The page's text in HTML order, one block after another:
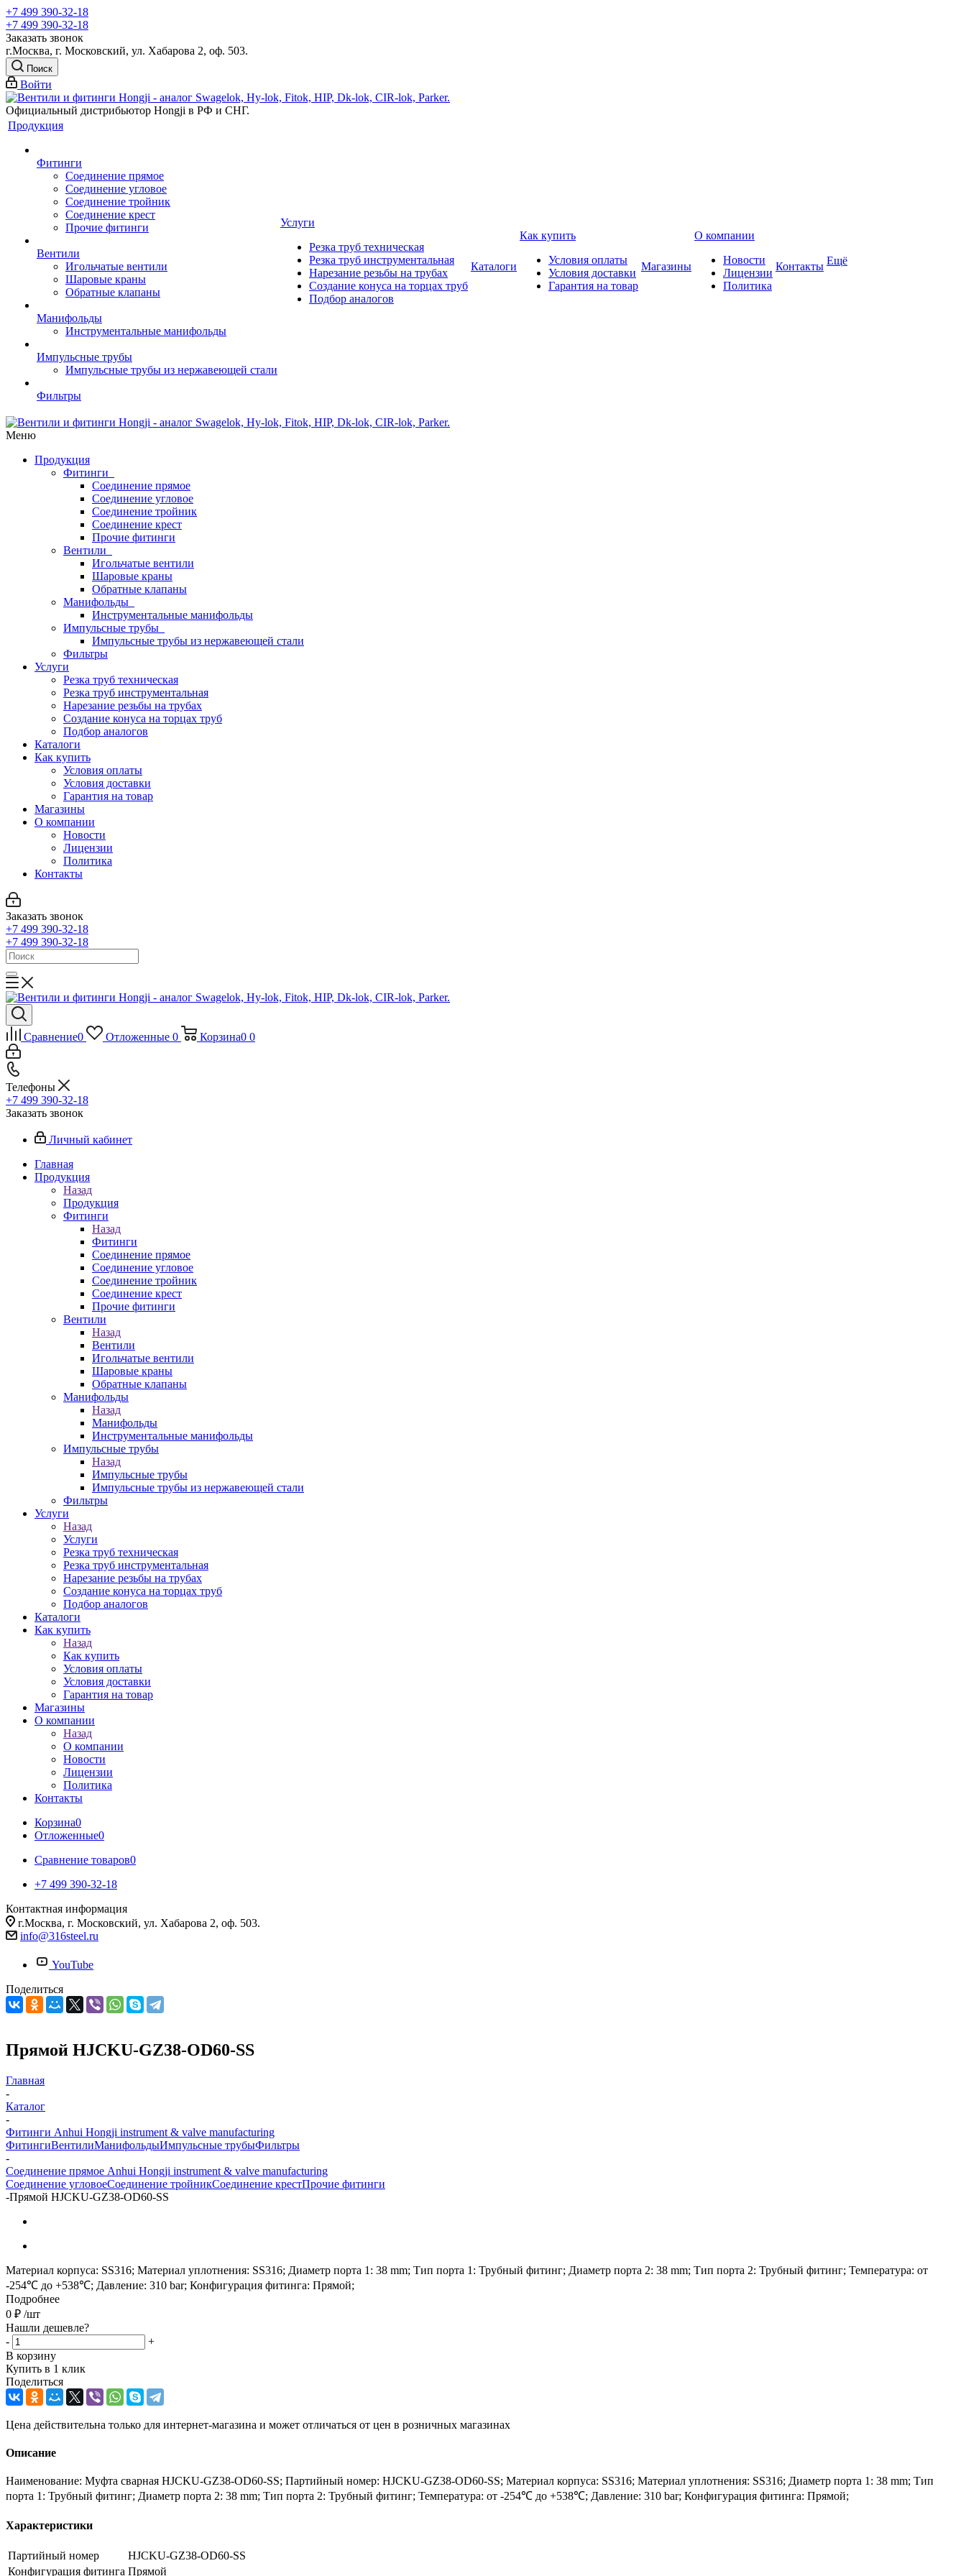
+7 499 390-32-18
+7 499 390-32-18
Заказать звонок
г.Москва, г. Московский, ул. Хабарова 2, оф. 503.
Поиск
Войти
Официальный дистрибьютор Hongji в РФ и СНГ.
Продукция
Фитинги
Соединение прямое
Соединение угловое
Соединение тройник
Соединение крест
Прочие фитинги
Вентили
Игольчатые вентили
Шаровые краны
Обратные клапаны
Манифольды
Инструментальные манифольды
Импульсные трубы
Импульсные трубы из нержавеющей стали
Фильтры
Услуги
Резка труб техническая
Резка труб инструментальная
Нарезание резьбы на трубах
Создание конуса на торцах труб
Подбор аналогов
Каталоги
Как купить
Условия оплаты
Условия доставки
Гарантия на товар
Магазины
О компании
Новости
Лицензии
Политика
Контакты Ещё
Меню
Продукция
Фитинги
Соединение прямое
Соединение угловое
Соединение тройник
Соединение крест
Прочие фитинги
Вентили
Игольчатые вентили
Шаровые краны
Обратные клапаны
Манифольды
Инструментальные манифольды
Импульсные трубы
Импульсные трубы из нержавеющей стали
Фильтры
Услуги
Резка труб техническая
Резка труб инструментальная
Нарезание резьбы на трубах
Создание конуса на торцах труб
Подбор аналогов
Каталоги
Как купить
Условия оплаты
Условия доставки
Гарантия на товар
Магазины
О компании
Новости
Лицензии
Политика
Контакты
Заказать звонок
+7 499 390-32-18
+7 499 390-32-18
Сравнение0 Отложенные 0 Корзина0 0
Телефоны
+7 499 390-32-18
Заказать звонок
Личный кабинет
Главная
Продукция
Назад
Продукция
Фитинги
Назад
Фитинги
Соединение прямое
Соединение угловое
Соединение тройник
Соединение крест
Прочие фитинги
Вентили
Назад
Вентили
Игольчатые вентили
Шаровые краны
Обратные клапаны
Манифольды
Назад
Манифольды
Инструментальные манифольды
Импульсные трубы
Назад
Импульсные трубы
Импульсные трубы из нержавеющей стали
Фильтры
Услуги
Назад
Услуги
Резка труб техническая
Резка труб инструментальная
Нарезание резьбы на трубах
Создание конуса на торцах труб
Подбор аналогов
Каталоги
Как купить
Назад
Как купить
Условия оплаты
Условия доставки
Гарантия на товар
Магазины
О компании
Назад
О компании
Новости
Лицензии
Политика
Контакты
Корзина0
Отложенные0
Сравнение товаров0
+7 499 390-32-18
Контактная информация
г.Москва, г. Московский, ул. Хабарова 2, оф. 503.
info@316steel.ru
YouTube
Поделиться
Прямой HJCKU-GZ38-OD60-SS
Главная
-
Каталог
-
Фитинги Anhui Hongji instrument & valve manufacturing
ФитингиВентилиМанифольдыИмпульсные трубыФильтры
-
Соединение прямое Anhui Hongji instrument & valve manufacturing
Соединение угловоеСоединение тройникСоединение крестПрочие фитинги
-Прямой HJCKU-GZ38-OD60-SS
Материал корпуса: SS316; Материал уплотнения: SS316; Диаметр порта 1: 38 mm; Тип порта 1: Трубный фитинг; Диаметр порта 2: 38 mm; Тип порта 2: Трубный фитинг; Температура: от
-254℃ до +538℃; Давление: 310 bar; Конфигурация фитинга: Прямой;
Подробнее
0 ₽ /шт
Нашли дешевле?
-
+
В корзину
Купить в 1 клик
Поделиться
Цена действительна только для интернет-магазина и может отличаться от цен в розничных магазинах
Описание
Наименование: Муфта сварная HJCKU-GZ38-OD60-SS; Партийный номер: HJCKU-GZ38-OD60-SS; Материал корпуса: SS316; Материал уплотнения: SS316; Диаметр порта 1: 38 mm; Тип
порта 1: Трубный фитинг; Диаметр порта 2: 38 mm; Тип порта 2: Трубный фитинг; Температура: от -254℃ до +538℃; Давление: 310 bar; Конфигурация фитинга: Прямой;
Характеристики
Партийный номер
HJCKU-GZ38-OD60-SS
Конфигурация фитинга Прямой